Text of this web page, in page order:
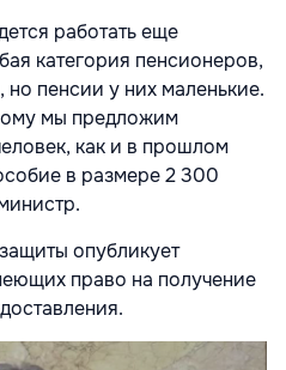
работать еще
категория пенсионеров,
пенсии у них маленькие.
мы предложим
как и в прошлом
в размере 2 300
опубликует
право на получение